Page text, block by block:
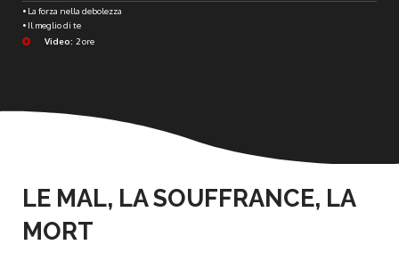
• La forza nella debolezza
• Il meglio di te
Video: 2 ore
LE MAL, LA SOUFFRANCE, LA
MORT